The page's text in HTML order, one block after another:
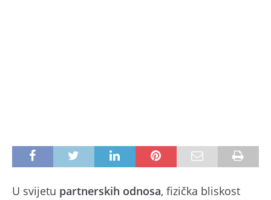
U svijetu partnerskih odnosa, fizička bliskost